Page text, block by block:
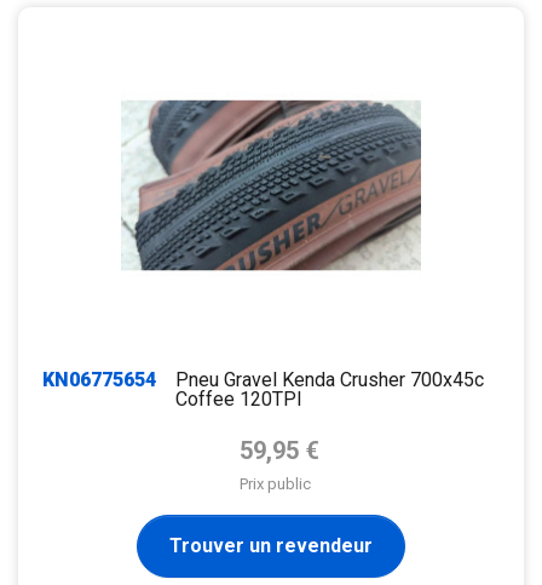
KN06775654
Pneu Gravel Kenda Crusher 700x45c
Coffee 120TPI
Prix de base
59,95 €
Prix public
Trouver un revendeur